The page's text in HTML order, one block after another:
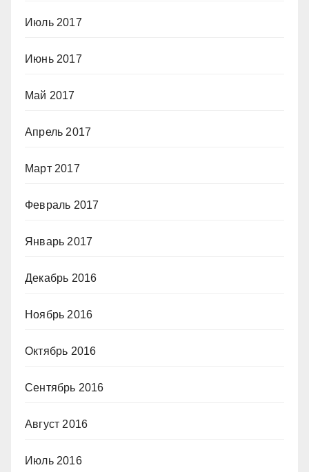
Июль 2017
Июнь 2017
Май 2017
Апрель 2017
Март 2017
Февраль 2017
Январь 2017
Декабрь 2016
Ноябрь 2016
Октябрь 2016
Сентябрь 2016
Август 2016
Июль 2016